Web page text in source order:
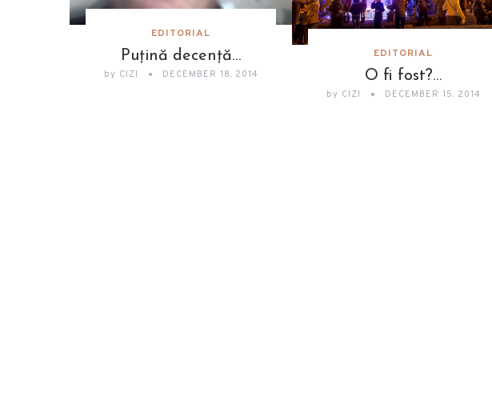
EDITORIAL
Puțină decență…
by CIZI DECEMBER 18, 2014
EDITORIAL
O fi fost?…
by CIZI DECEMBER 15, 2014